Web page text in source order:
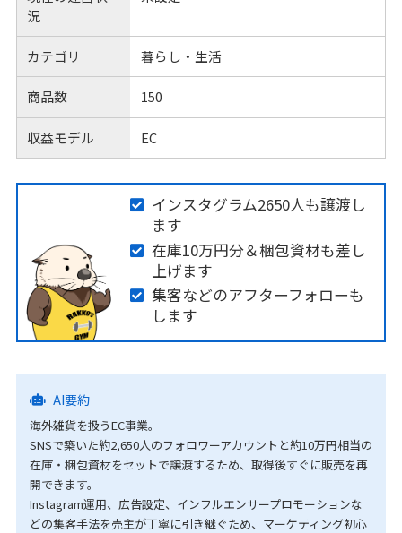
況
カテゴリ 暮らし・生活
商品数 150
収益モデル EC
インスタグラム2650人も譲渡し
ます
在庫10万円分＆梱包資材も差し
上げます
集客などのアフターフォローも
します
AI要約
海外雑貨を扱うEC事業。
SNSで築いた約2,650人のフォロワーアカウントと約10万円相当の
在庫・梱包資材をセットで譲渡するため、取得後すぐに販売を再
開できます。
Instagram運用、広告設定、インフルエンサープロモーションな
どの集客手法を売主が丁寧に引き継ぐため、マーケティング初心